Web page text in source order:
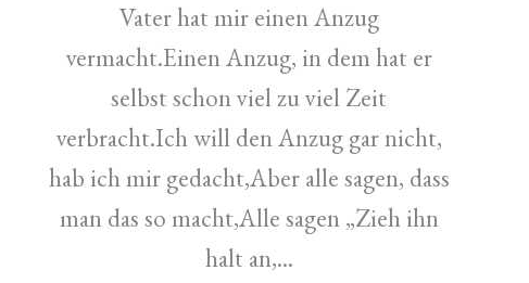
Vater hat mir einen Anzug
vermacht.Einen Anzug, in dem hat er
selbst schon viel zu viel Zeit
verbracht.Ich will den Anzug gar nicht,
hab ich mir gedacht,Aber alle sagen, dass
man das so macht,Alle sagen „Zieh ihn
halt an,...